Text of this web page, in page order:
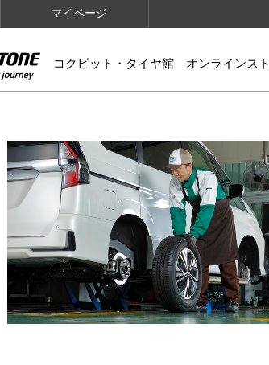
マイページ
コクピット・タイヤ館 オンラインス
IMAGES